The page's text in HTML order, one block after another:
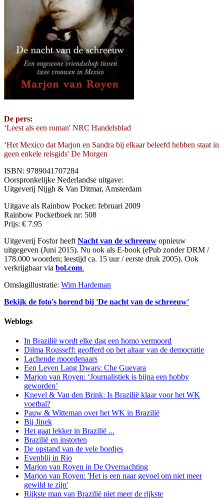
De pers:
‘Leest als een roman' NRC Handelsblad
‘Het Mexico dat Marjon en Sandra bij elkaar beleefd hebben staat in
geen enkele reisgids' De Morgen
ISBN: 9789041707284
Oorspronkelijke Nederlandse uitgave:
Uitgeverij Nijgh & Van Ditmar, Amsterdam
Uitgave als Rainbow Pocket: februari 2009
Rainbow Pocketboek nr: 508
Prijs: € 7.95
Uitgeverij Fosfor heeft Nacht van de schreeuw opnieuw
uitgegeven (Juni 2015). Nu ook als E-book (ePub zonder DRM /
178.000 woorden; leestijd ca. 15 uur / eerste druk 2005). Ook
verkrijgbaar via bol.com.
Omslagillustratie: Wim Hardeman
Bekijk de foto's horend bij 'De nacht van de schreeuw'
Weblogs
In Brazilië wordt elke dag een homo vermoord
Dilma Rousseff: geofferd op het altaar van de democratie
Lachende moordenaars
Een Leven Lang Dwars: Che Guevara
Marjon van Royen: ‘Journalistiek is bijna een hobby
geworden’
Knevel & Van den Brink: Is Brazilië klaar voor het WK
voetbal?
Pauw & Witteman over het WK in Brazilië
Bij Jinek
Het gaat lekker in Brazilië ...
Brazilië en instorten
De opstand van de vele bordjes
Evenblij in Rio
Marjon van Royen in De Overnachting
Marjon van Royen: 'Het is een naar gevoel om niet meer
gewild te zijn'
Rijkste man van Brazilië niet meer de rijkste